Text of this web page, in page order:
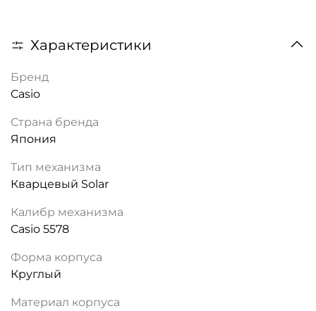
Характеристики
Бренд
Casio
Страна бренда
Япония
Тип механизма
Кварцевый Solar
Калибр механизма
Casio 5578
Форма корпуса
Круглый
Материал корпуса